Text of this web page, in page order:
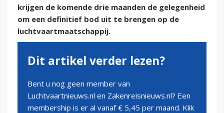
krijgen de komende drie maanden de gelegenheid
om een definitief bod uit te brengen op de
luchtvaartmaatschappij.
Dit artikel verder lezen?
Bent u nog geen member van
Luchtvaartnieuws.nl en Zakenreisnieuws.nl? Een
membership is er al vanaf € 5,45 per maand. Klik